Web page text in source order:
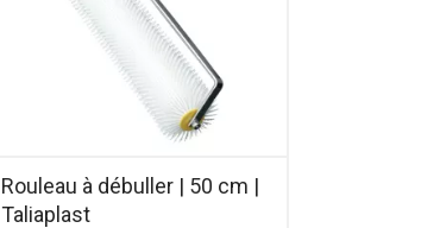
Rouleau à débuller | 50 cm |
Taliaplast